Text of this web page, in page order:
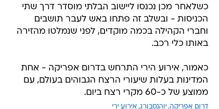
כשלאחר מכן נכנסו ליישוב הבלתי מוסדר דרך שתי
הכניסות - ובשלב זה פתחו באש לעבר תושבים
וחברי הקהילה בכמה מוקדים, לפני שנמלטו מהזירה
באותו כלי רכב.
כאמור, אירוע הירי התרחש בדרום אפריקה - אחת
המדינות בעלות שיעורי הרצח הגבוהים בעולם, עם
ממוצע של כ-60 מקרי רצח ביום.
דרום אפריקה יוהנסבורג אירוע ירי